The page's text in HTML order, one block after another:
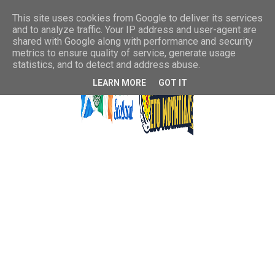
This site uses cookies from Google to deliver its services
and to analyze traffic. Your IP address and user-agent are
shared with Google along with performance and security
metrics to ensure quality of service, generate usage
statistics, and to detect and address abuse.
LEARN MORE GOT IT